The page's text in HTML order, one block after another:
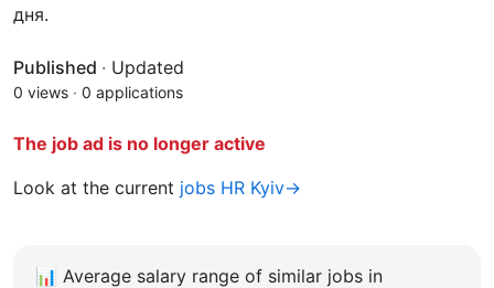
дня.
Published · Updated
0 views · 0 applications
The job ad is no longer active
Look at the current jobs HR Kyiv→
📊 Average salary range of similar jobs in